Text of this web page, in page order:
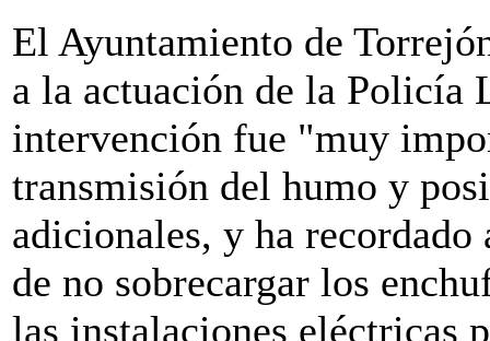
El Ayuntamiento de
a la actuación de la Policía
intervención fue "muy
transmisión del humo y
adicionales, y ha
de no sobrecargar los
las instalaciones eléctricas